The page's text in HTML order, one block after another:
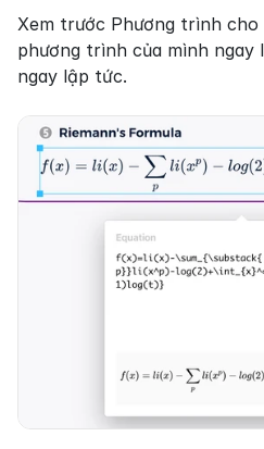
Xem trước Phương trình
phương trình của mình ngay
ngay lập tức.